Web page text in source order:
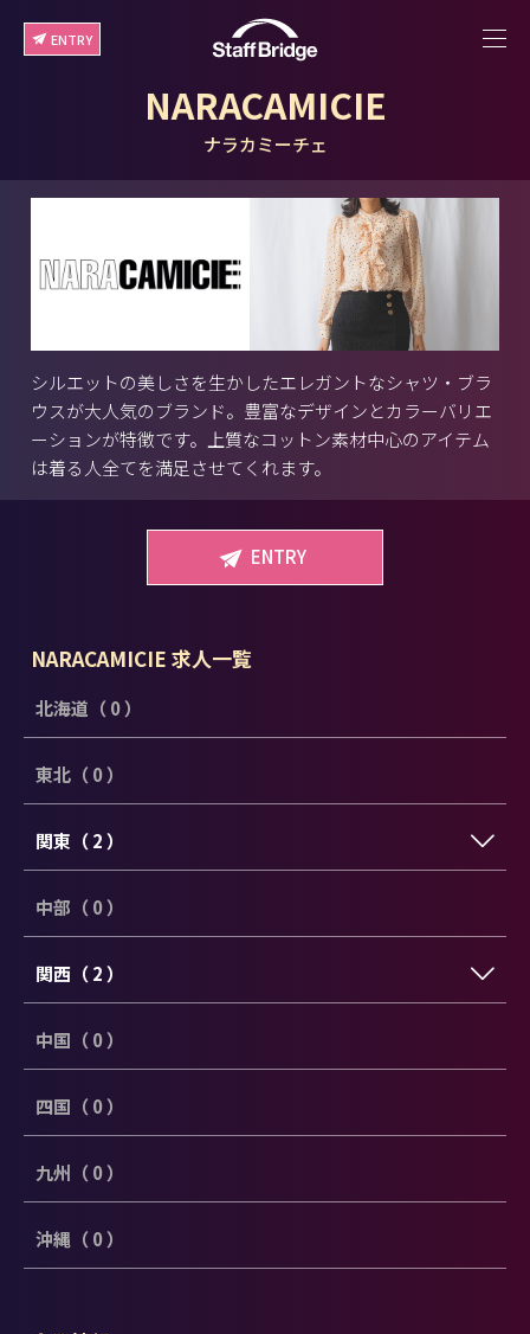
ENTRY
NARACAMICIE
ナラカミーチェ
シルエットの美しさを生かしたエレガントなシャツ・ブラ
ウスが大人気のブランド。豊富なデザインとカラーバリエ
ーションが特徴です。上質なコットン素材中心のアイテム
は着る人全てを満足させてくれます。
ENTRY
NARACAMICIE 求人一覧
北海道（ 0 ）
東北（ 0 ）
関東（ 2 ）
中部（ 0 ）
関西（ 2 ）
中国（ 0 ）
四国（ 0 ）
九州（ 0 ）
沖縄（ 0 ）